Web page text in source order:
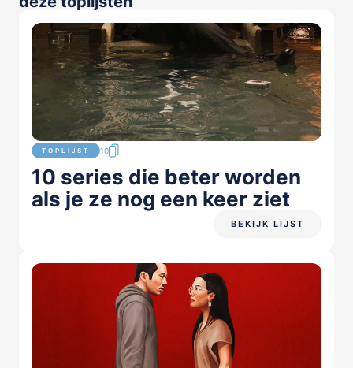
TOPLIJST 10
10 series die beter worden
als je ze nog een keer ziet
BEKIJK LIJST